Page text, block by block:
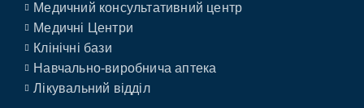
Медичний консультативний центр
Медичні Центри
Клінічні бази
Навчально-виробнича аптека
Лікувальний відділ